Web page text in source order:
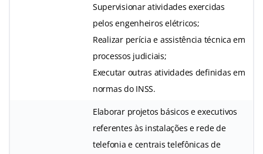
Supervisionar atividades exercidas
pelos engenheiros elétricos;
Realizar perícia e assistência técnica em
processos judiciais;
Executar outras atividades definidas em
normas do INSS.
Elaborar projetos básicos e executivos
referentes às instalações e rede de
telefonia e centrais telefônicas de